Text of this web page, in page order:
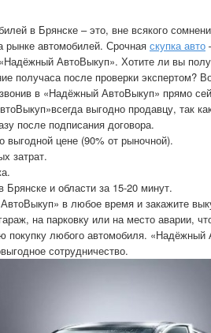
в Брянске – это, вне всякого
рынке автомобилей. Срочная скупка авто
АвтоВыкуп». Хотите ли вы
получаса после проверки экспертом?
в «Надёжный АвтоВыкуп» прямо
выгодно продавцу, так
после подписания договора.
выгодной цене (90% от рыночной).
затрат.
Брянске и области за 15-20 минут.
в любое время и закажите
на парковку или на место аварии,
покупку любого автомобиля. «Надёжный
сотрудничество.